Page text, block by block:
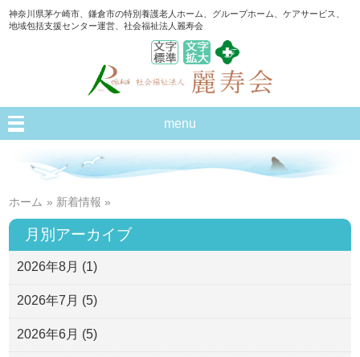
神奈川県茅ケ崎市、鎌倉市の特別養護老人ホーム、グループホーム、ケアサービス、
地域包括支援センター運営、社会福祉法人麗寿会
menu
ホーム » 新着情報 »
月別アーカイブ
2026年8月 (1)
2026年7月 (5)
2026年6月 (5)